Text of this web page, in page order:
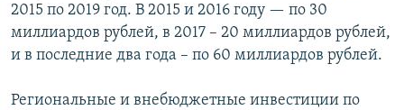
2015 по 2019 год. В 2015 и 2016 году — по 30
миллиардов рублей, в 2017 – 20 миллиардов рублей,
и в последние два года – по 60 миллиардов рублей.
Региональные и внебюджетные инвестиции по